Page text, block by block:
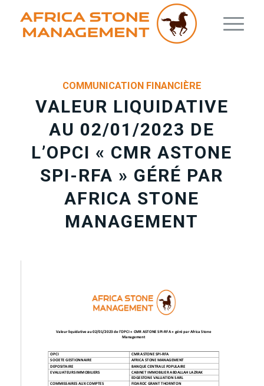
COMMUNICATION FINANCIÈRE
VALEUR LIQUIDATIVE
AU 02/01/2023 DE
L’OPCI « CMR ASTONE
SPI-RFA » GÉRÉ PAR
AFRICA STONE
MANAGEMENT